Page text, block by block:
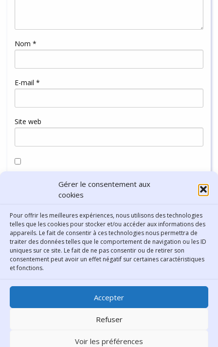
Gérer le consentement aux
cookies
Pour offrir les meilleures expériences, nous utilisons des technologies
telles que les cookies pour stocker et/ou accéder aux informations des
appareils. Le fait de consentir à ces technologies nous permettra de
traiter des données telles que le comportement de navigation ou les ID
uniques sur ce site. Le fait de ne pas consentir ou de retirer son
consentement peut avoir un effet négatif sur certaines caractéristiques
et fonctions.
Accepter
Refuser
Voir les préférences
Nom *
E-mail *
Site web
navigateur pour mon prochain commentaire.
Bibliothèque municipale de
Lyon
30 Boulevard Vivier-Merle